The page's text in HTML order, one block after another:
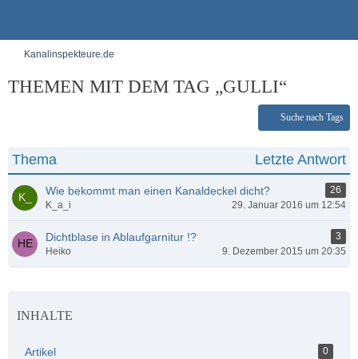
Kanalinspekteure.de
THEMEN MIT DEM TAG „GULLI“
Suche nach Tags
Thema Letzte Antwort
Wie bekommt man einen Kanaldeckel dicht?
26
K_a_i
29. Januar 2016 um 12:54
Dichtblase in Ablaufgarnitur !?
3
Heiko
9. Dezember 2015 um 20:35
INHALTE
Artikel 0